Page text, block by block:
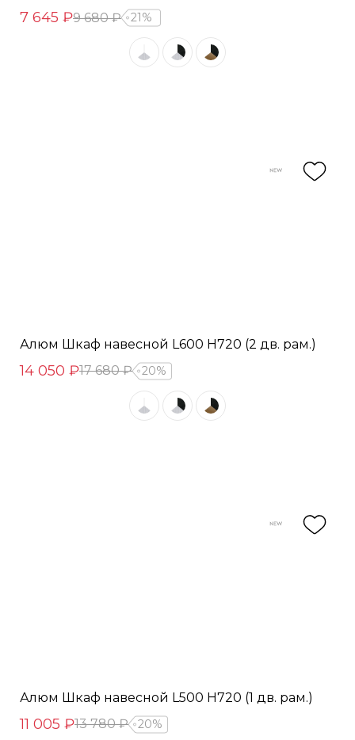
7 645 ₽9 680 ₽ 21%
Алюм Шкаф навесной L600 Н720 (2 дв. рам.)
14 050 ₽17 680 ₽ 20%
Алюм Шкаф навесной L500 Н720 (1 дв. рам.)
11 005 ₽13 780 ₽ 20%